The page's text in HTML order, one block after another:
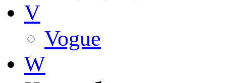
V
Vogue
W